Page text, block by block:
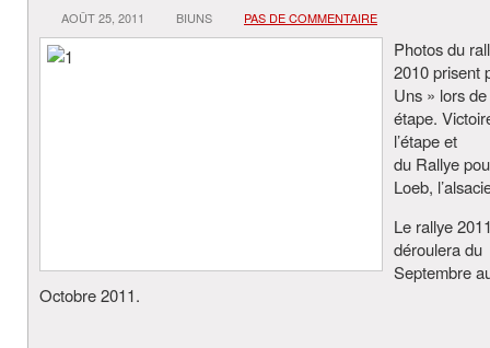
AOÛT 25, 2011 BIUNS PAS DE COMMENTAIRE
Photos du
2010 prisent
Uns » lors
étape.
l’étape et
du Rallye
Loeb,
Le rallye
déroulera du
Septembre
Octobre 2011.